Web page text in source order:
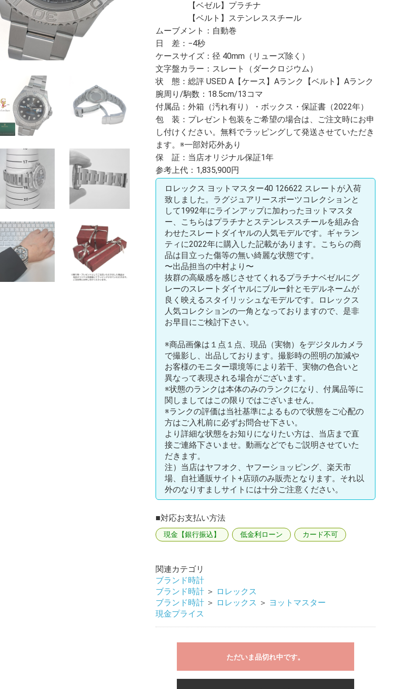
【ベゼル】プラチナ
【ベルト】ステンレススチール
ムーブメント：自動巻
日 差：−4秒
ケースサイズ：径 40mm（リューズ除く）
文字盤カラー：スレート（ダークロジウム）
状 態：総評 USED A【ケース】Aランク【ベルト】Aランク
腕周り/駒数：18.5cm/13コマ
付属品：外箱（汚れ有り）・ボックス・保証書（2022年）
包 装：プレゼント包装をご希望の場合は、ご注文時にお申
し付けください。無料でラッピングして発送させていただき
ます。※一部対応外あり
保 証：当店オリジナル保証1年
参考上代：1,835,900円
ロレックス ヨットマスター40 126622 スレートが入荷
致しました。ラグジュアリースポーツコレクションと
して1992年にラインアップに加わったヨットマスタ
ー、こちらはプラチナとステンレススチールを組み合
わせたスレートダイヤルの人気モデルです。ギャラン
ティに2022年に購入した記載があります。こちらの商
品は目立った傷等の無い綺麗な状態です。
〜出品担当の中村より〜
抜群の高級感を感じさせてくれるプラチナベゼルにグ
レーのスレートダイヤルにブルー針とモデルネームが
良く映えるスタイリッシュなモデルです。ロレックス
人気コレクションの一角となっておりますので、是非
お早目にご検討下さい。
※商品画像は１点１点、現品（実物）をデジタルカメラ
で撮影し、出品しております。撮影時の照明の加減や
お客様のモニター環境等により若干、実物の色合いと
異なって表現される場合がございます。
※状態のランクは本体のみのランクになり、付属品等に
関しましてはこの限りではございません。
※ランクの評価は当社基準によるもので状態をご心配の
方はご入札前に必ずお問合せ下さい。
より詳細な状態をお知りになりたい方は、当店まで直
接ご連絡下さいませ。動画などでもご説明させていた
だきます。
注）当店はヤフオク、ヤフーショッピング、楽天市
場、自社通販サイト+店頭のみ販売となります。それ以
外のなりすましサイトには十分ご注意ください。
■対応お支払い方法
現金【銀行振込】 低金利ローン カード不可
関連カテゴリ
ブランド時計
ブランド時計 ＞ ロレックス
ブランド時計 ＞ ロレックス ＞ ヨットマスター
現金プライス
ただいま品切れ中です。